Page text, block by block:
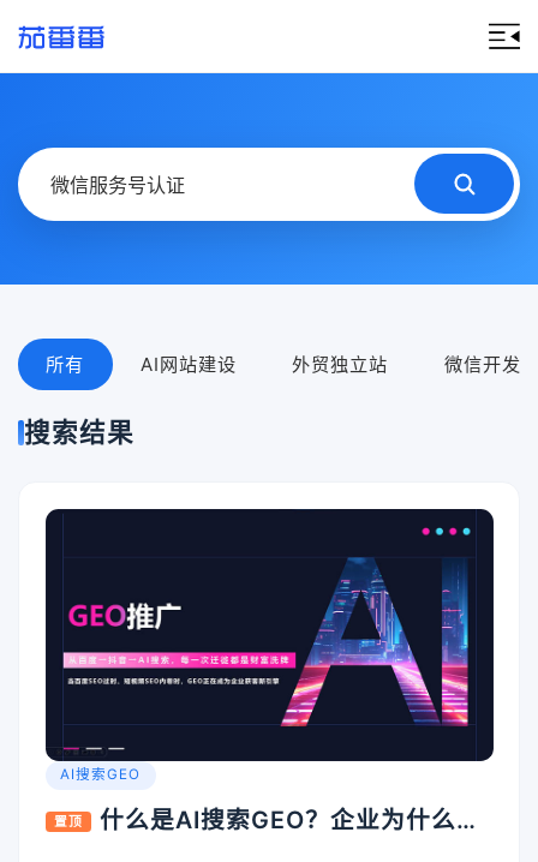
所有 AI网站建设 外贸独立站 微信开发
搜索结果
AI搜索GEO
置顶
什么是AI搜索GEO？企业为什么要